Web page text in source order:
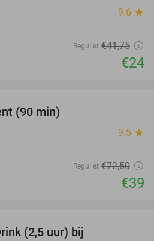
9.6 star
Regulier €41,75
€24
(90 min)
9.5 star
Regulier €72,50
€39
(2,5 uur) bij